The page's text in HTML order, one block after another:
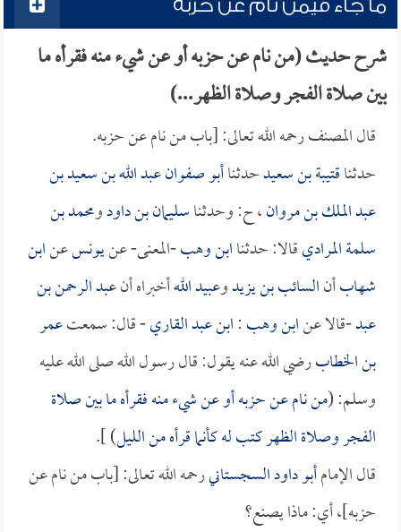
ما جاء فيمن نام عن حزبه
شرح حديث (من نام عن حزبه أو عن شيء منه فقرأه ما
بين صلاة الفجر وصلاة الظهر...)
قال المصنف رحمه الله تعالى: [باب من نام عن حزبه.
حدثناقتيبة بن سعيدحدثناأبو صفوان عبد الله بن سعيد بن
عبد الملك بن مروان، ح: وحدثناسليمان بن داودومحمد بن
سلمة المراديقالا: حدثناابن وهب-المعنى- عنيونسعنابن
شهابأنالسائب بن يزيدوعبيد اللهأخبراه أنعبد الرحمن بن
عبد-قالا عنابن وهب:ابن عبد القاري- قال: سمعتعمر
بن الخطابرضي الله عنه يقول: قال رسول الله صلى الله عليه
وسلم: (من نام عن حزبه أو عن شيء منه فقرأه ما بين صلاة
الفجر وصلاة الظهر كتب له كأنما قرأه من الليل) ].
قال الإمامأبو داود السجستانيرحمه الله تعالى: [باب من نام عن
حزبه]، أي: ماذا يصنع؟